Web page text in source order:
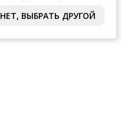
НЕТ, ВЫБРАТЬ ДРУГОЙ